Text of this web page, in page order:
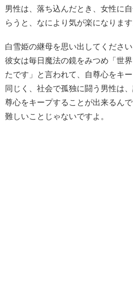
男性は、落ち込んだとき、女性に
らうと、なにより気が楽になります
白雪姫の継母を思い出してください
彼女は毎日魔法の鏡をみつめ「世
たです」と言われて、自尊心をキー
同じく、社会で孤独に闘う男性は
尊心をキープすることが出来るんで
難しいことじゃないですよ。